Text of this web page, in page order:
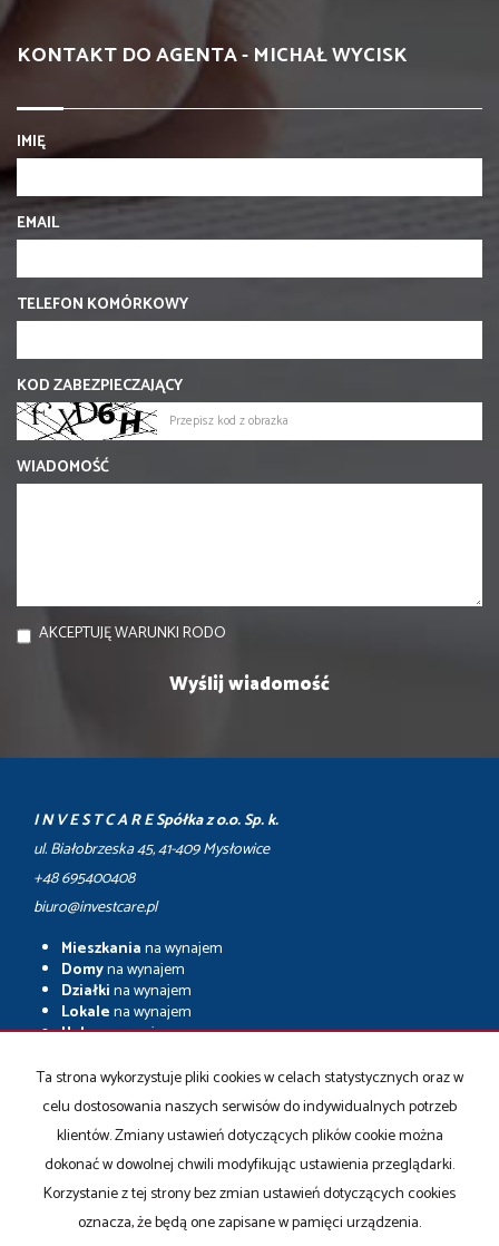
KONTAKT DO AGENTA - MICHAŁ WYCISK
IMIĘ
EMAIL
TELEFON KOMÓRKOWY
KOD ZABEZPIECZAJĄCY
WIADOMOŚĆ
AKCEPTUJĘ WARUNKI RODO
I N V E S T C A R E Spółka z o.o. Sp. k.
ul. Białobrzeska 45, 41-409 Mysłowice
+48 695400408
biuro@investcare.pl
Mieszkaniana wynajem
Domyna wynajem
Działkina wynajem
Lokalena wynajem
Halena wynajem
Mieszkania
na sprzedaż
Domyna sprzedaż
Działkina sprzedaż
Lokalena sprzedaż
Halena sprzedaż
Obiektyna sprzedaż
Ta strona wykorzystuje pliki cookies w celach statystycznych oraz w
celu dostosowania naszych serwisów do indywidualnych potrzeb
klientów. Zmiany ustawień dotyczących plików cookie można
dokonać w dowolnej chwili modyfikując ustawienia przeglądarki.
Korzystanie z tej strony bez zmian ustawień dotyczących cookies
oznacza, że będą one zapisane w pamięci urządzenia.